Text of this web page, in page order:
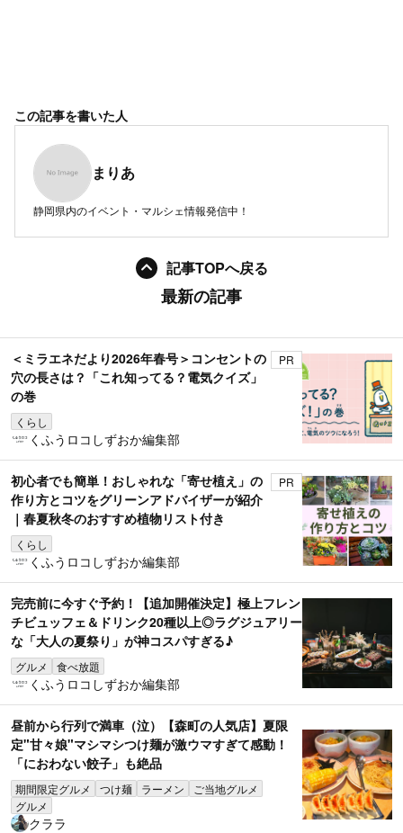
この記事を書いた人
まりあ
静岡県内のイベント・マルシェ情報発信中！
記事TOPへ戻る
最新の記事
＜ミラエネだより2026年春号＞コンセントの
穴の長さは？「これ知ってる？電気クイズ」
の巻
くらし
PR
くふうロコしずおか編集部
初心者でも簡単！おしゃれな「寄せ植え」の
作り方とコツをグリーンアドバイザーが紹介
｜春夏秋冬のおすすめ植物リスト付き
くらし
PR
くふうロコしずおか編集部
完売前に今すぐ予約！【追加開催決定】極上フレン
チビュッフェ＆ドリンク20種以上◎ラグジュアリー
な「大人の夏祭り」が神コスパすぎる♪
グルメ 食べ放題
くふうロコしずおか編集部
昼前から行列で満車（泣）【森町の人気店】夏限
定"甘々娘"マシマシつけ麺が激ウマすぎて感動！
「におわない餃子」も絶品
期間限定グルメ つけ麺 ラーメン
ご当地グルメ
グルメ
クララ